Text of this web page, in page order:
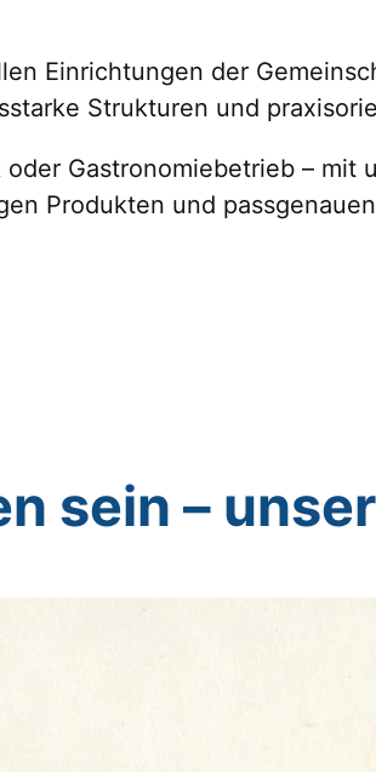
Einrichtungen der
Strukturen und
Gastronomiebetrieb – mit
Produkten und
sein –